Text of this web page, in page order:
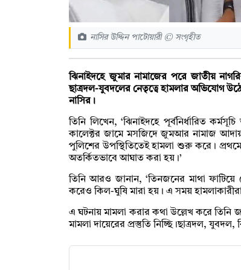
নাসির উদ্দিন পাটোয়ারী © সংগৃহীত
ঝিনাইদহে জুমার নামাজের পরে জাতীয়
ছাত্রদল-যুবদলের নেতৃত্বে হামলার অভিযোগ
নাসির।
তিনি লিখেন, ‘ঝিনাইদহে পূর্বনির্ধারিত
কালেক্টর জামে মসজিদে জুমআর নামাজ
পুলিশের উপস্থিতিতেই হামলা শুরু করে।
অতর্কিতভাবে আঘাত করা হয়।’
তিনি আরও জানান, ‘তিনজনের মাথা
করেও কিল-ঘুষি মারা হয়। এ সময়
এ ঘটনায় মামলা করার কথা উল্লেখ করে তিনি
মামলা দায়েরের প্রস্তুতি নিচ্ছি।ছাত্রদল,